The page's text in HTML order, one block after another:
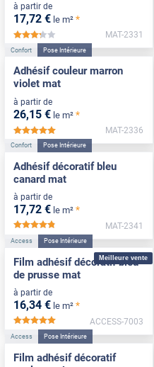
à partir de
17,72 € le m² *
*****
MAT-2331
Confort Pose Intérieure
Adhésif couleur marron
violet mat
à partir de
26,15 € le m² *
*****
MAT-2336
Confort Pose Intérieure
Adhésif décoratif bleu
canard mat
à partir de
17,72 € le m² *
MAT-2341
Meilleure vente
Access Pose Intérieure
Film adhésif décoratif bleu
de prusse mat
à partir de
16,34 € le m² *
*****
ACCESS-7003
Access Pose Intérieure
Film adhésif décoratif